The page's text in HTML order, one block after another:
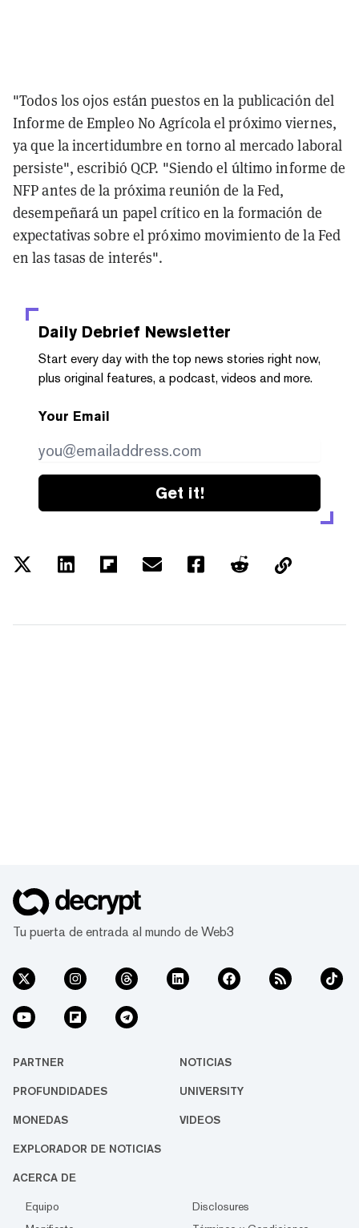
"Todos los ojos están puestos en la publicación del
Informe de Empleo No Agrícola el próximo viernes,
ya que la incertidumbre en torno al mercado laboral
persiste", escribió QCP. "Siendo el último informe de
NFP antes de la próxima reunión de la Fed,
desempeñará un papel crítico en la formación de
expectativas sobre el próximo movimiento de la Fed
en las tasas de interés".
Daily Debrief Newsletter
Start every day with the top news stories right now,
plus original features, a podcast, videos and more.
Your Email
Get it!
Tu puerta de entrada al mundo de Web3
PARTNER NOTICIAS
PROFUNDIDADES UNIVERSITY
MONEDAS VIDEOS
EXPLORADOR DE NOTICIAS
ACERCA DE
Equipo
Disclosures